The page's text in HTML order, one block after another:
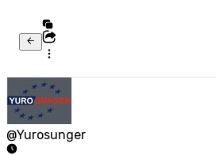
@Yurosunger